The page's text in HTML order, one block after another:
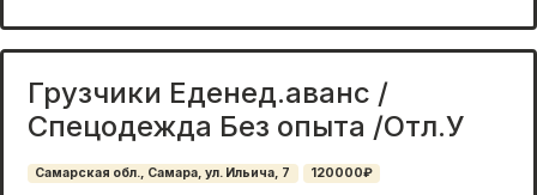
Грузчики Еденед.аванс /
Спецодежда Без опыта /Отл.У
Самарская обл., Самара, ул. Ильича, 7 120000₽